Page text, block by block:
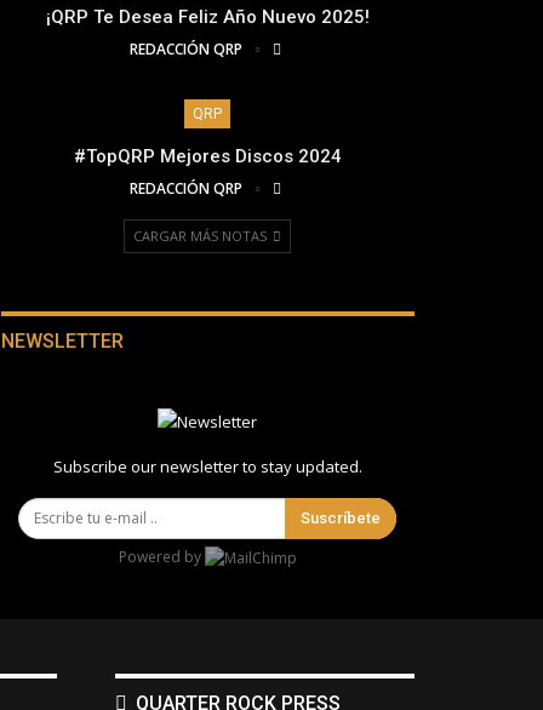
¡QRP Te Desea Feliz Año Nuevo 2025!
REDACCIÓN QRP
QRP
#TopQRP Mejores Discos 2024
REDACCIÓN QRP
CARGAR MÁS NOTAS
NEWSLETTER
Subscribe our newsletter to stay updated.
Suscríbete
Powered by
QUARTER ROCK PRESS